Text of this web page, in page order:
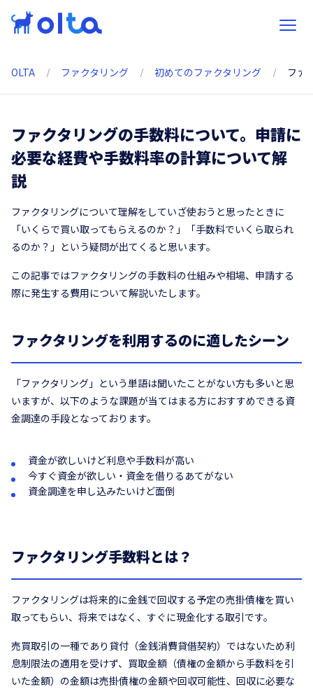
OLTA ファクタリング 初めてのファクタリング ファ
ファクタリングの手数料について。申請に
必要な経費や手数料率の計算について解
説
ファクタリングについて理解をしていざ使おうと思ったときに
「いくらで買い取ってもらえるのか？」「手数料でいくら取られ
るのか？」という疑問が出てくると思います。
この記事ではファクタリングの手数料の仕組みや相場、申請する
際に発生する費用について解説いたします。
ファクタリングを利用するのに適したシーン
「ファクタリング」という単語は聞いたことがない方も多いと思
いますが、以下のような課題が当てはまる方におすすめできる資
金調達の手段となっております。
資金が欲しいけど利息や手数料が高い
今すぐ資金が欲しい・資金を借りるあてがない
資金調達を申し込みたいけど面倒
ファクタリング手数料とは？
ファクタリングは将来的に金銭で回収する予定の売掛債権を買い
取ってもらい、将来ではなく、すぐに現金化する取引です。
売買取引の一種であり貸付（金銭消費貸借契約）ではないため利
息制限法の適用を受けず、買取金額（債権の金額から手数料を引
いた金額）の金額は売掛債権の金額や回収可能性、回収に必要な